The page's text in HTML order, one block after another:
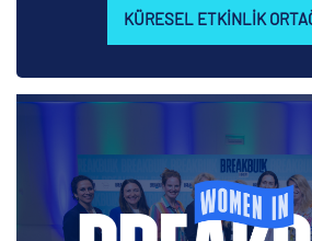
KÜRESEL ETKINLIK